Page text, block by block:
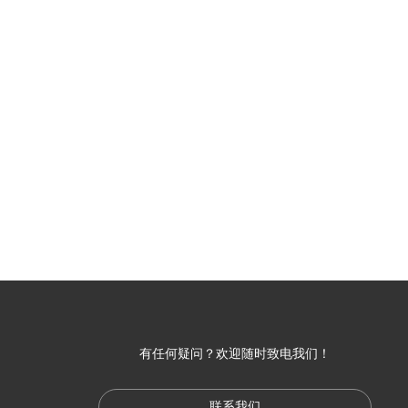
有任何疑问？欢迎随时致电我们！